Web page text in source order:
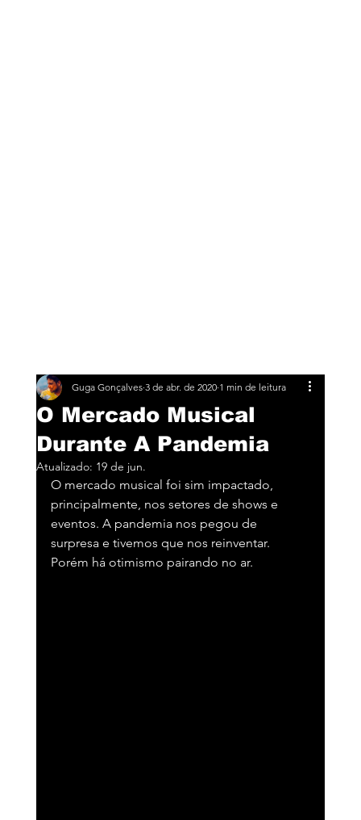
O Mercado Musical
Durante A Pandemia
Guga Gonçalves 3 de abr. de 2020 1 min de leitura
Atualizado: 19 de jun.
O mercado musical foi sim impactado,
principalmente, nos setores de shows e
eventos. A pandemia nos pegou de
surpresa e tivemos que nos reinventar.
Porém há otimismo pairando no ar.